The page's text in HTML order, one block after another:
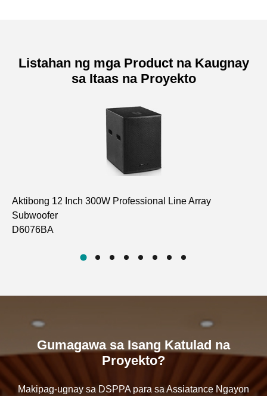
Listahan ng mga Product na Kaugnay
sa Itaas na Proyekto
Aktibong 12 Inch 300W Professional Line Array
Subwoofer
D6076BA
Gumagawa sa Isang Katulad na
Proyekto?
Makipag-ugnay sa DSPPA para sa Assiatance Ngayon